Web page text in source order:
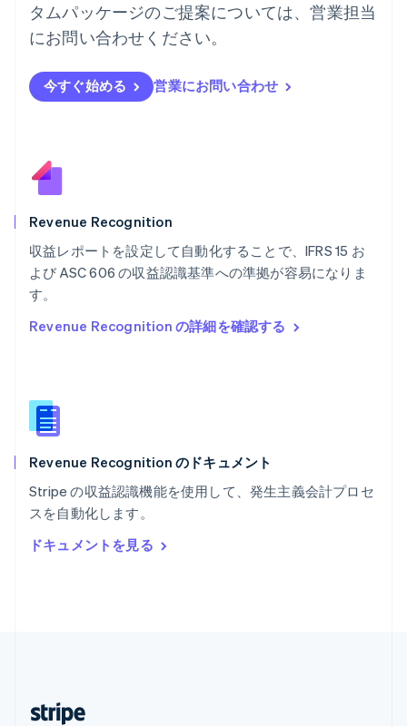
タムパッケージのご提案については、営業担当
にお問い合わせください。
今すぐ始める 営業にお問い合わせ
Revenue Recognition
収益レポートを設定して自動化することで、IFRS 15 お
よび ASC 606 の収益認識基準への準拠が容易になりま
す。
Revenue Recognition の詳細を確認する
Revenue Recognition のドキュメント
Stripe の収益認識機能を使用して、発生主義会計プロセ
スを自動化します。
ドキュメントを見る
ハンガリー
English
EnglishSvenska
ブラジル
ブルガリア
ベルギー
NederlandsFrançaisDeutsch
English
ポルトガル
English
Español
ラトビア
リトアニア
リヒテンシュタイン
Deutsch English
ルーマニア
English